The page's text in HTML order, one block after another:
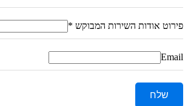
פירוט אודות השירות המבוקש *
Email
שלח